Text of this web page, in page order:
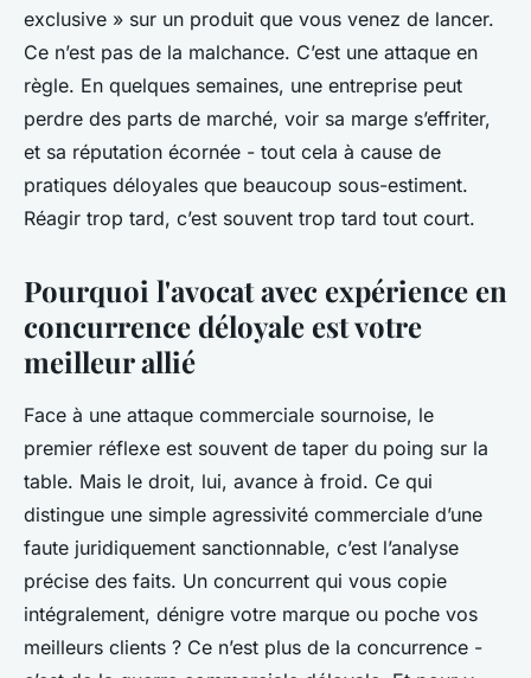
exclusive » sur un produit que vous venez de lancer.
Ce n’est pas de la malchance. C’est une attaque en
règle. En quelques semaines, une entreprise peut
perdre des parts de marché, voir sa marge s’effriter,
et sa réputation écornée - tout cela à cause de
pratiques déloyales que beaucoup sous-estiment.
Réagir trop tard, c’est souvent trop tard tout court.
Pourquoi l'avocat avec expérience en
concurrence déloyale est votre
meilleur allié
Face à une attaque commerciale sournoise, le
premier réflexe est souvent de taper du poing sur la
table. Mais le droit, lui, avance à froid. Ce qui
distingue une simple agressivité commerciale d’une
faute juridiquement sanctionnable, c’est l’analyse
précise des faits. Un concurrent qui vous copie
intégralement, dénigre votre marque ou poche vos
meilleurs clients ? Ce n’est plus de la concurrence -